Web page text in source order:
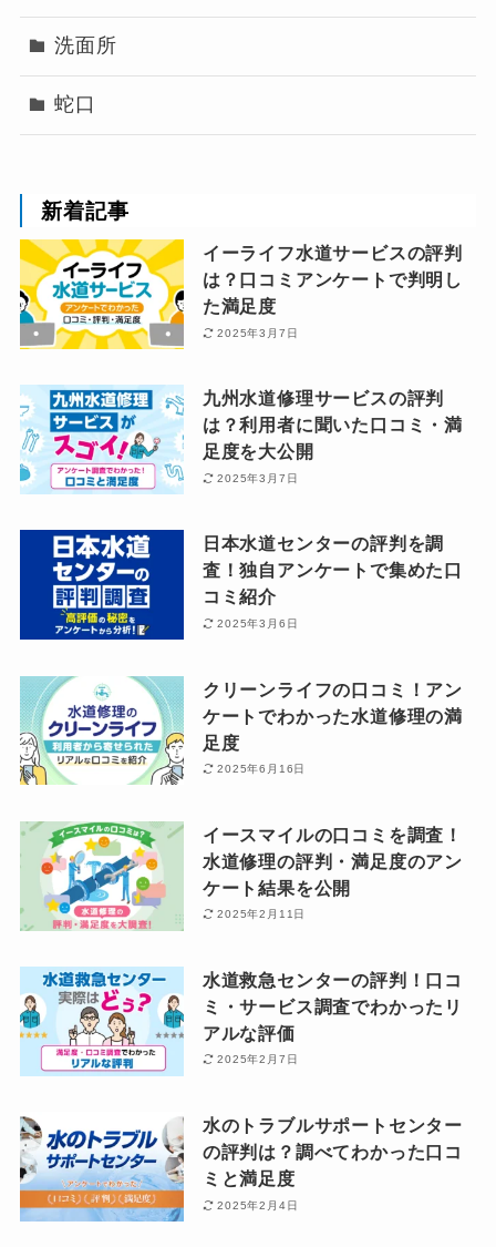
洗面所
蛇口
新着記事
イーライフ水道サービスの評判
は？口コミアンケートで判明し
た満足度
2025年3月7日
九州水道修理サービスの評判
は？利用者に聞いた口コミ・満
足度を大公開
2025年3月7日
日本水道センターの評判を調
査！独自アンケートで集めた口
コミ紹介
2025年3月6日
クリーンライフの口コミ！アン
ケートでわかった水道修理の満
足度
2025年6月16日
イースマイルの口コミを調査！
水道修理の評判・満足度のアン
ケート結果を公開
2025年2月11日
水道救急センターの評判！口コ
ミ・サービス調査でわかったリ
アルな評価
2025年2月7日
水のトラブルサポートセンター
の評判は？調べてわかった口コ
ミと満足度
2025年2月4日